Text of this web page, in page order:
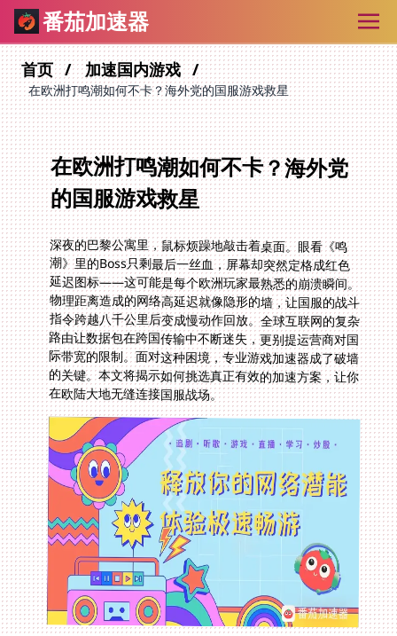
番茄加速器
首页 加速国内游戏
在欧洲打鸣潮如何不卡？海外党的国服游戏救星
在欧洲打鸣潮如何不卡？海外党
的国服游戏救星
深夜的巴黎公寓里，鼠标烦躁地敲击着桌面。眼看《鸣
潮》里的Boss只剩最后一丝血，屏幕却突然定格成红色
延迟图标——这可能是每个欧洲玩家最熟悉的崩溃瞬间。
物理距离造成的网络高延迟就像隐形的墙，让国服的战斗
指令跨越八千公里后变成慢动作回放。全球互联网的复杂
路由让数据包在跨国传输中不断迷失，更别提运营商对国
际带宽的限制。面对这种困境，专业游戏加速器成了破墙
的关键。本文将揭示如何挑选真正有效的加速方案，让你
在欧陆大地无缝连接国服战场。